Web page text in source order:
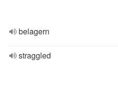
belagern
straggled